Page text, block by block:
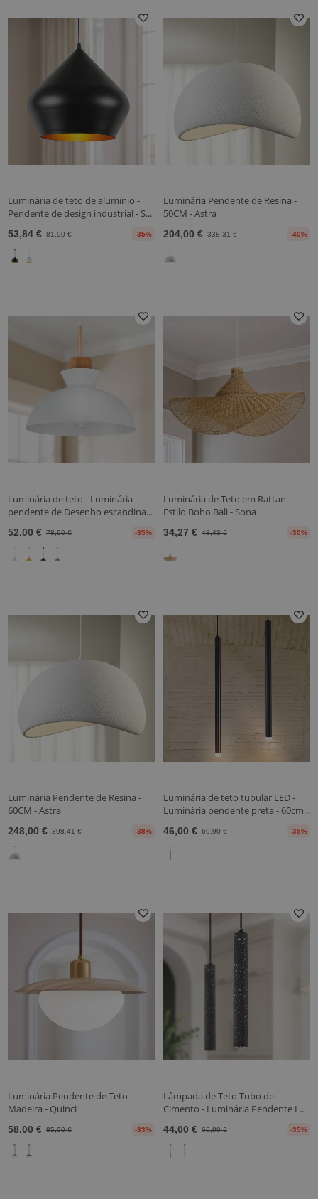
Luminária de teto de alumínio -
Pendente de design industrial - S...
53,84 € 81,90 € -35%
Luminária Pendente de Resina -
50CM - Astra
204,00 € 338,31 € -40%
Luminária de teto - Luminária
pendente de Desenho escandina...
52,00 € 78,90 € -35%
Luminária de Teto em Rattan -
Estilo Boho Bali - Sona
34,27 € 48,43 € -30%
Luminária Pendente de Resina -
60CM - Astra
248,00 € 398,41 € -38%
Luminária de teto tubular LED -
Luminária pendente preta - 60cm...
46,00 € 69,90 € -35%
Luminária Pendente de Teto -
Madeira - Quinci
58,00 € 85,90 € -33%
Lâmpada de Teto Tubo de
Cimento - Luminária Pendente L...
44,00 € 66,90 € -35%